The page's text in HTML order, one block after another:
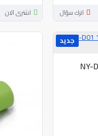
اترك سؤال اشترى الان
جديد
NY-